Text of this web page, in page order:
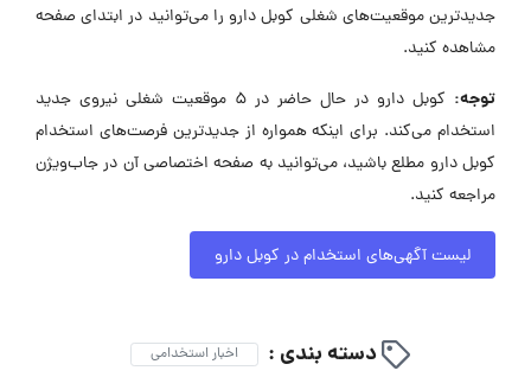
جدیدترین موقعیت‌های شغلی کوبل دارو را می‌توانید در ابتدای صفحه
مشاهده کنید.
توجه:
کوبل دارو در حال حاضر در ۵ موقعیت شغلی نیروی جدید
استخدام می‌کند. برای اینکه همواره از جدیدترین فرصت‌های استخدام
کوبل دارو مطلع باشید، می‌توانید به صفحه اختصاصی آن در جاب‌ویژن
مراجعه کنید.
لیست آگهی‌های استخدام در کوبل دارو
دسته بندی : اخبار استخدامی